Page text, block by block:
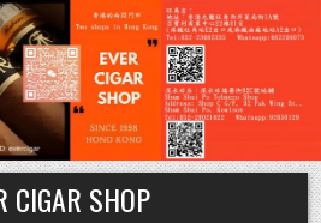
CIGAR SHOP